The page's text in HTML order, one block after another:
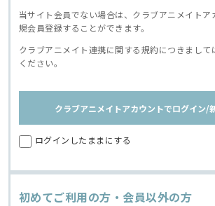
当サイト会員でない場合は、クラブアニメイトア
規会員登録することができます。
クラブアニメイト連携に関する規約につきまして
ください。
クラブアニメイトアカウントでログイン/
ログインしたままにする
初めてご利用の方・会員以外の方